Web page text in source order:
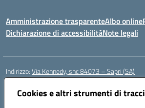
Cookies e altri strumenti di
Amministrazione trasparenteAlbo online
Dichiarazione di accessibilitàNote legali
Indirizzo:Via Kennedy, snc 84073 – Sapri (SA)
Centralino:
Posta elettronica certificata (PEC):